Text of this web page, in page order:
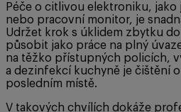
Péče o citlivou elektroniku, jako
nebo pracovní monitor, je
Udržet krok s úklidem zbytku
působit jako práce na plný
na těžko přístupných policích,
a dezinfekcí kuchyně je čištění
posledním místě.
V takových chvílích dokáže